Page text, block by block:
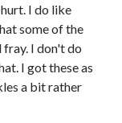
I do like
some of the
I don't do
I got these as
a bit rather